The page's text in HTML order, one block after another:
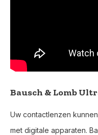
Bausch & Lomb
Uw contactlenzen
met digitale apparaten.